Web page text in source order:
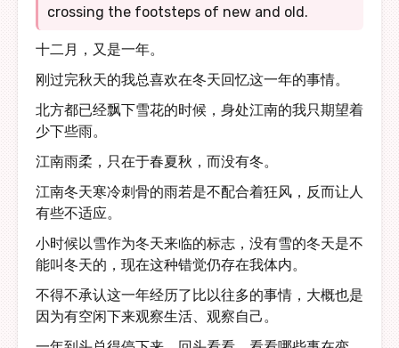
crossing the footsteps of new and old.
十二月，又是一年。
刚过完秋天的我总喜欢在冬天回忆这一年的事情。
北方都已经飘下雪花的时候，身处江南的我只期望着
少下些雨。
江南雨柔，只在于春夏秋，而没有冬。
江南冬天寒冷刺骨的雨若是不配合着狂风，反而让人
有些不适应。
小时候以雪作为冬天来临的标志，没有雪的冬天是不
能叫冬天的，现在这种错觉仍存在我体内。
不得不承认这一年经历了比以往多的事情，大概也是
因为有空闲下来观察生活、观察自己。